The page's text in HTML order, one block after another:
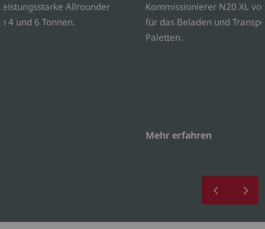
Allrounder
4 und 6 Tonnen.
Kommissionierer N20 XL
für das Beladen und
Paletten.
Mehr erfahren